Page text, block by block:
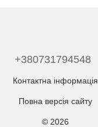
+380731794548
Контактна інформація
Повна версія сайту
© 2026